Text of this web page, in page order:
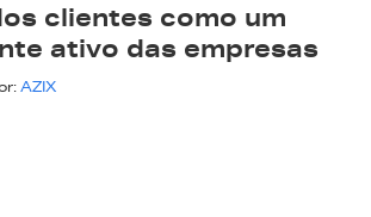
clientes como um
ativo das empresas
AZIX